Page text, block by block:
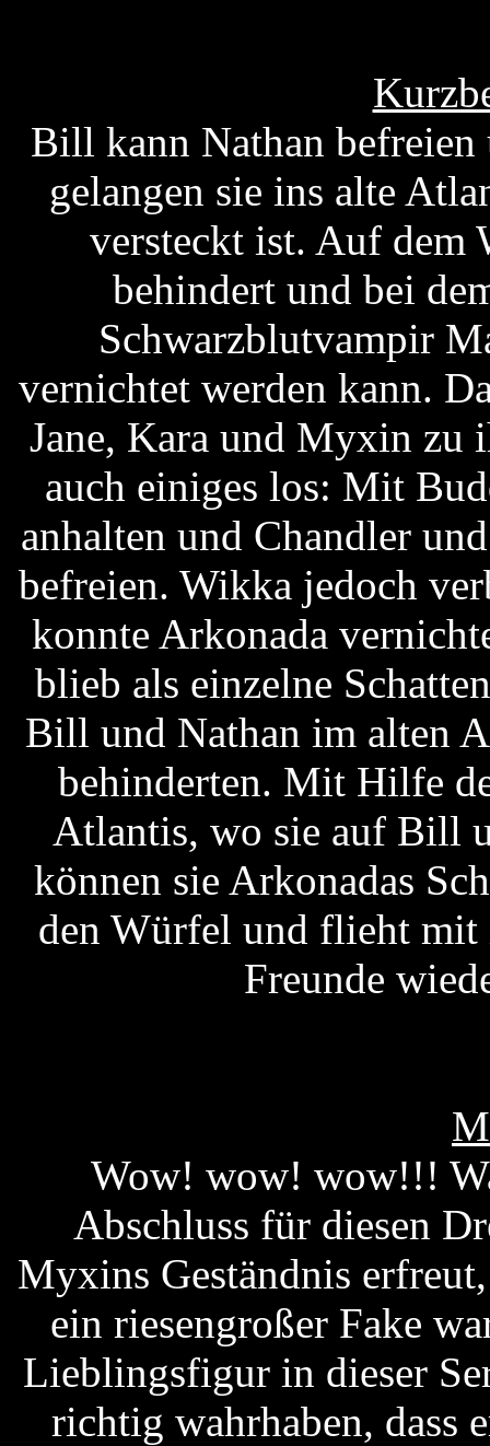
Bill kann Nathan
gelangen sie ins alte
versteckt ist. Auf dem
behindert und bei
Schwarzblutvampir
vernichtet werden kann.
Jane, Kara und Myxin zu
auch einiges los: Mit
anhalten und Chandler
befreien. Wikka jedoch
konnte Arkonada
blieb als einzelne
Bill und Nathan im alten
behinderten. Mit Hilfe
Atlantis, wo sie auf Bill
können sie Arkonadas
den Würfel und flieht
Freunde
Wow! wow! wow!!!
Abschluss für diesen
Myxins Geständnis
ein riesengroßer Fake
Lieblingsfigur in dieser
richtig wahrhaben, dass